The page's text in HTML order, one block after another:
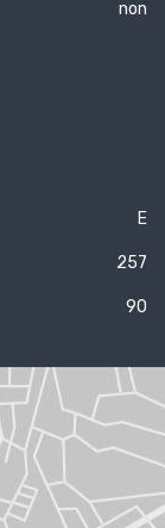
non
E
257
90